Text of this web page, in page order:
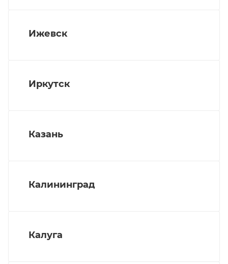
Ижевск
Иркутск
Казань
Калининград
Калуга